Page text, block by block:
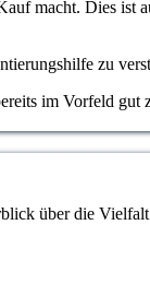
macht. Dies ist
zu
im Vorfeld gut
über die